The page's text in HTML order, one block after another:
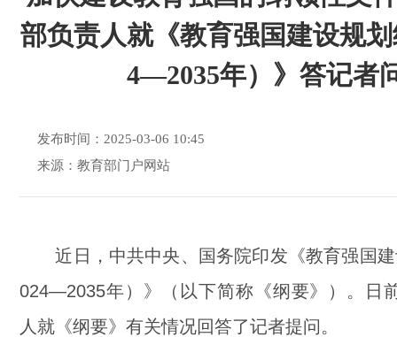
部负责人就《教育强国建设规划
4—2035年）》答记者
发布时间：2025-03-06 10:45
来源：教育部门户网站
近日，中共中央、国务院印发《教育强国建
024—2035年）》（以下简称《纲要》）。日
人就《纲要》有关情况回答了记者提问。